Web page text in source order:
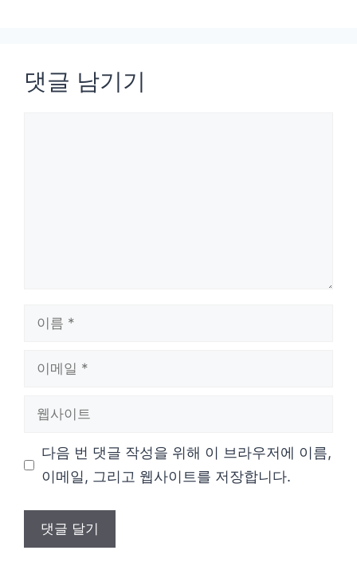
댓글 남기기
다음 번 댓글 작성을 위해 이 브라우저에 이름,
이메일, 그리고 웹사이트를 저장합니다.